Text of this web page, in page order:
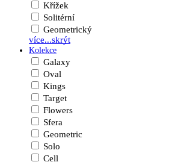
Křížek
Solitérní
Geometrický
více...skrýt
Kolekce
Galaxy
Oval
Kings
Target
Flowers
Sfera
Geometric
Solo
Cell